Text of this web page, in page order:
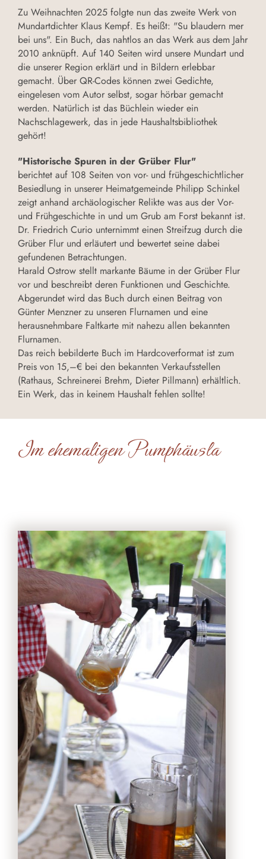
Zu Weihnachten 2025 folgte nun das zweite Werk von
Mundartdichter Klaus Kempf. Es heißt: "Su blaudern mer
bei uns". Ein Buch, das nahtlos an das Werk aus dem Jahr
2010 anknüpft. Auf 140 Seiten wird unsere Mundart und
die unserer Region erklärt und in Bildern erlebbar
gemacht. Über QR-Codes können zwei Gedichte,
eingelesen vom Autor selbst, sogar hörbar gemacht
werden. Natürlich ist das Büchlein wieder ein
Nachschlagewerk, das in jede Haushaltsbibliothek
gehört!
"Historische Spuren in der Grüber Flur"
berichtet auf 108 Seiten von vor- und frühgeschichtlicher
Besiedlung in unserer Heimatgemeinde Philipp Schinkel
zeigt anhand archäologischer Relikte was aus der Vor-
und Frühgeschichte in und um Grub am Forst bekannt ist.
Dr. Friedrich Curio unternimmt einen Streifzug durch die
Grüber Flur und erläutert und bewertet seine dabei
gefundenen Betrachtungen.
Harald Ostrow stellt markante Bäume in der Grüber Flur
vor und beschreibt deren Funktionen und Geschichte.
Abgerundet wird das Buch durch einen Beitrag von
Günter Menzner zu unseren Flurnamen und eine
herausnehmbare Faltkarte mit nahezu allen bekannten
Flurnamen.
Das reich bebilderte Buch im Hardcoverformat ist zum
Preis von 15,–€ bei den bekannten Verkaufsstellen
(Rathaus, Schreinerei Brehm, Dieter Pillmann) erhältlich.
Ein Werk, das in keinem Haushalt fehlen sollte!
Im ehemaligen Pumphäusla